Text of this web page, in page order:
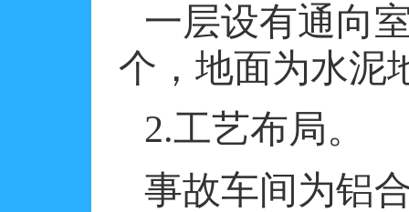
一层设有通向
个，地面为水泥
2.工艺布局。
事故车间为铝